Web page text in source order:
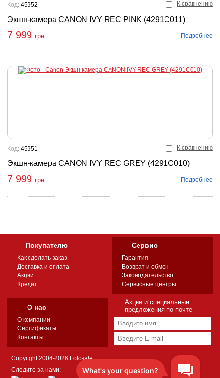
К сравнению
Экшн-камера CANON IVY REC PINK (4291C011)
Код: 45952
7 999 грн Подробнее
К сравнению
Экшн-камера CANON IVY REC GREY (4291C010)
Код: 45951
7 999 грн Подробнее
Покупателю
Как сделать заказ
Доставка и оплата
Акции
Кредит
Сервис
Гарантия
Возврат и обмен
Законодательство
Сервисные центры
О нас
О компании
Сертификаты
Контакты
Акции и специальные
предложения по почте
Copyright 2004-2026 Fotosale
Следите за нами: